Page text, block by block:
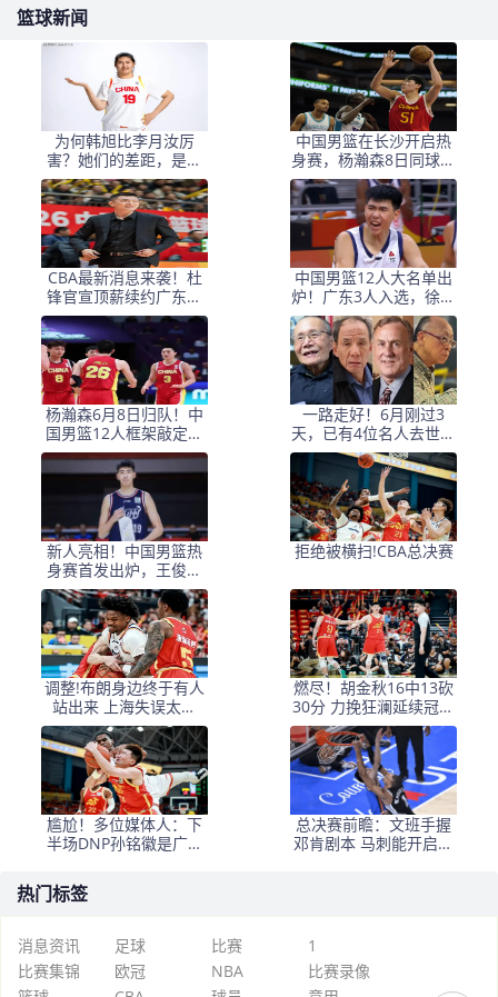
篮球新闻
为何韩旭比李月汝厉
害？她们的差距，是张
子宇选秀顺位暴跌的原
因
中国男篮在长沙开启热
身赛，杨瀚森8日同球队
会合
CBA最新消息来袭！杜
锋官宣顶薪续约广东男
篮，杨鸣婉拒执教北控
中国男篮12人大名单出
炉！广东3人入选，徐昕
国家队首秀，胡明轩轮
休
杨瀚森6月8日归队！中
国男篮12人框架敲定，
锋线王牌竟是他？
一路走好！6月刚过3
天，已有4位名人去世，
姚明等人发文悼念
新人亮相！中国男篮热
身赛首发出炉，王俊杰
领衔+徐昕坐镇禁区
拒绝被横扫!CBA总决赛
调整!布朗身边终于有人
站出来 上海失误太多
+犯规困扰
燃尽！胡金秋16中13砍
30分 力挽狂澜延续冠军
悬念
尴尬！多位媒体人：下
半场DNP孙铭徽是广厦
总决赛前瞻：文班手握
邓肯剧本 马刺能开启新
热门标签
消息资讯 足球 比赛
1
比赛集锦
欧冠 NBA
比赛录像